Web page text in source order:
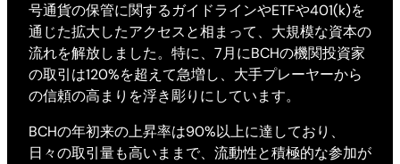
号通貨の保管に関するガイドラインやETFや401(k)を
通じた拡大したアクセスと相まって、大規模な資本の
流れを解放しました。特に、7月にBCHの機関投資家
の取引は120%を超えて急増し、大手プレーヤーから
の信頼の高まりを浮き彫りにしています。
BCHの年初来の上昇率は90%以上に達しており、
日々の取引量も高いままで、流動性と積極的な参加が